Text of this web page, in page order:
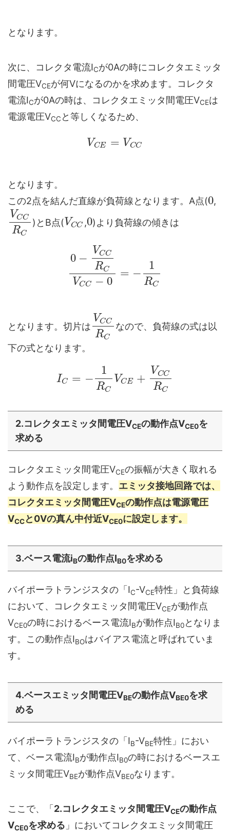
となります。
次に、コレクタ電流ICが0Aの時にコレクタエミッタ
間電圧VCEが何Vになるのかを求めます。コレクタ
電流ICが0Aの時は、コレクタエミッタ間電圧VCEは
電源電圧VCC と等しくなるため、
VCE = VCC
となります。
この2点を結んだ直線が負荷線となります。A点(0,
VCC
RC
)とB点(VCC ,0)より負荷線の傾きは
0 −
VCC
RC
VCC − 0
= −
1
RC
となります。切片は
VCC
RC
なので、負荷線の式は以
下の式となります。
IC = −
1
RC
VCE +
VCC
RC
2.コレクタエミッタ間電圧VCEの動作点VCE0を
求める
コレクタエミッタ間電圧VCEの振幅が大きく取れる
よう動作点を設定します。 エミッタ接地回路では、
コレクタエミッタ間電圧VCEの動作点は電源電圧
VCCと0Vの真ん中付近VCE0に設定します。
3.ベース電流iBの動作点IB0を求める
バイポーラトランジスタの「IC-VCE特性」と負荷線
において、コレクタエミッタ間電圧VCEが動作点
VCE0の時におけるベース電流IBが動作点IB0となりま
す。この動作点IBOはバイアス電流と呼ばれていま
す。
4.ベースエミッタ間電圧VBEの動作点VBE0を求
める
バイポーラトランジスタの「IB-VBE特性」におい
て、ベース電流IBが動作点IB0の時におけるベースエ
ミッタ間電圧VBEが動作点VBE0なります。
ここで、「 2.コレクタエミッタ間電圧VCEの動作点
VCE0を求める 」においてコレクタエミッタ間電圧